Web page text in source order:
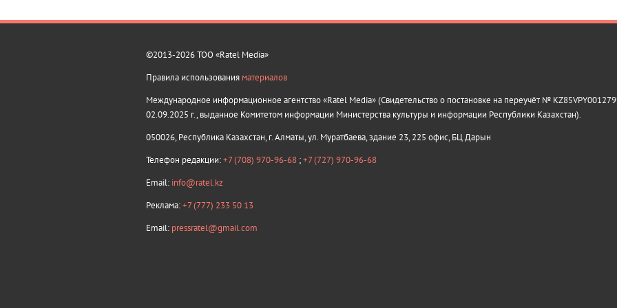
©2013-2026 ТОО «Ratel Media»
Правила использования материалов
Международное информационное агентство «Ratel Media» (Свидетельство о постановке на переучёт №
02.09.2025 г., выданное Комитетом информации Министерства культуры и информации Республики Казахстан).
050026, Республика Казахстан, г. Алматы, ул. Муратбаева, здание 23, 225 офис, БЦ Дарын
Телефон редакции:+7 (708) 970-96-68 ;+7 (727) 970-96-68
Email: info@ratel.kz
Реклама:+7 (777) 233 50 13
Email: pressratel@gmail.com